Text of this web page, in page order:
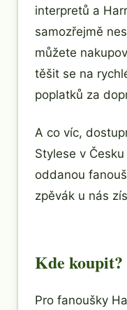
interpretů a
samozřejmě
můžete
těšit se na
poplatků za
A co víc,
Stylese v
oddanou
zpěvák u nás
Kde koupit?
Pro fanoušky